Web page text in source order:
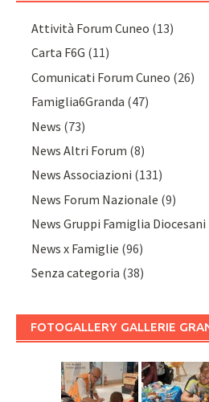
Attività Forum Cuneo (13)
Carta F6G (11)
Comunicati Forum Cuneo (26)
Famiglia6Granda (47)
News (73)
News Altri Forum (8)
News Associazioni (131)
News Forum Nazionale (9)
News Gruppi Famiglia Diocesani
News x Famiglie (96)
Senza categoria (38)
FOTOGALLERY GALLERIE